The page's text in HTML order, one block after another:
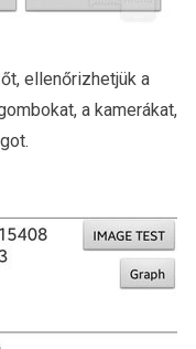
ellenőrizhetjük a
a kamerákat,